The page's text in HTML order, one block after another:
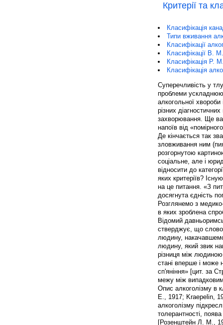
Критерії та
Класифікація
Типи вживання
Класифікації
Класифікації В.
Класифікація Р.
Класифікація
Суперечливість у
проблеми
алкогольної
різних діагностичних
захворювання. Ще
напоїв від
Де кінчається так
зловживання ним
розгорнутою
соціальне, але і
відносити до
яких критеріїв?
на це питання. «З
досягнута єдність
Розглянемо з медико-
в яких зроблена
Відомий
стверджує, що слово
людину,
людину, який звик
різниця між
стані вперше і може
сп'яніння» [цит. за
межу між
Опис алкоголізму в
Е., 1917; Kraepelin,
алкоголізму
толерантності,
[Розенштейн Л. М.,